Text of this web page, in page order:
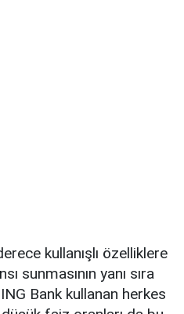
kullanışlı özelliklere
sunmasının yanı sıra
Bank kullanan herkes